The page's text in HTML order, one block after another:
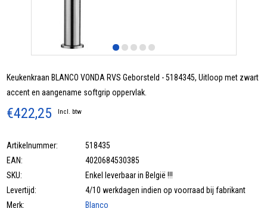
Keukenkraan BLANCO VONDA RVS Geborsteld - 5184345, Uitloop met zwart
accent en aangename softgrip oppervlak.
€422,25 Incl. btw
Artikelnummer:
518435
EAN:
4020684530385
SKU:
Enkel leverbaar in België !!!
Levertijd:
4/10 werkdagen indien op voorraad bij fabrikant
Merk:
Blanco